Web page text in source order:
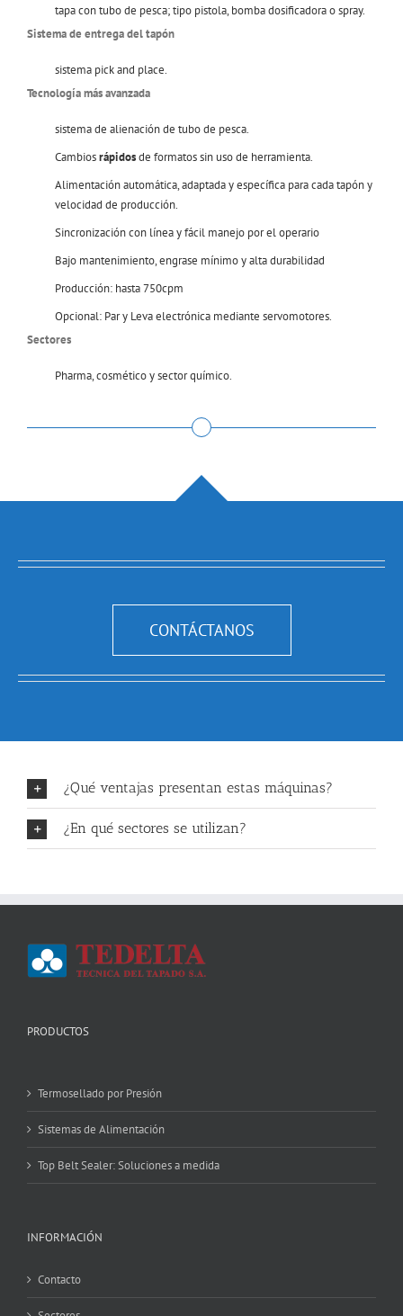
tapa con tubo de pesca; tipo pistola, bomba dosificadora o spray.
Sistema de entrega del tapón
sistema pick and place.
Tecnología más avanzada
sistema de alienación de tubo de pesca.
Cambiosrápidosde formatos sin uso de herramienta.
Alimentación automática, adaptada y específica para cada tapón y
velocidad de producción.
Sincronización con línea y fácil manejo por el operario
Bajo mantenimiento, engrase mínimo y alta durabilidad
Producción: hasta 750cpm
Opcional: Par y Leva electrónica mediante servomotores.
Sectores
Pharma, cosmético y sector químico.
CONTÁCTANOS
¿Qué ventajas presentan estas máquinas?
¿En qué sectores se utilizan?
PRODUCTOS
Termosellado por Presión
Sistemas de Alimentación
Top Belt Sealer: Soluciones a medida
INFORMACIÓN
Contacto